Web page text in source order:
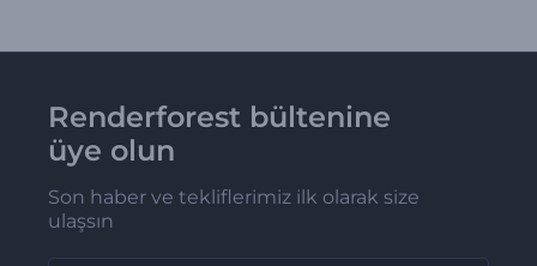
Renderforest bültenine
üye olun
Son haber ve tekliflerimiz ilk olarak size
ulaşsın